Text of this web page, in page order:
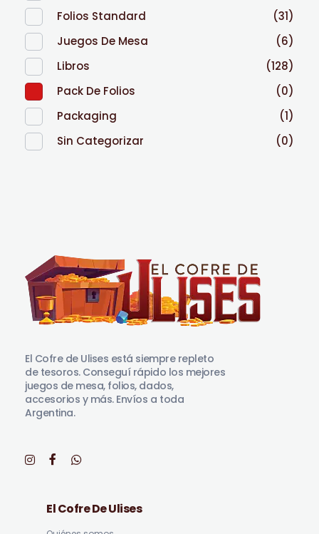
Folios Standard
(31)
Juegos De Mesa
(6)
Libros
(128)
Pack De Folios
(0)
Packaging
(1)
Sin Categorizar
(0)
El Cofre de Ulises está siempre repleto
de tesoros. Conseguí rápido los mejores
juegos de mesa, folios, dados,
accesorios y más. Envíos a toda
Argentina.
El Cofre De Ulises